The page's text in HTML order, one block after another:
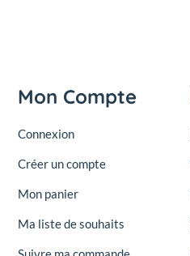
Mon Compte
Connexion
Créer un compte
Mon panier
Ma liste de souhaits